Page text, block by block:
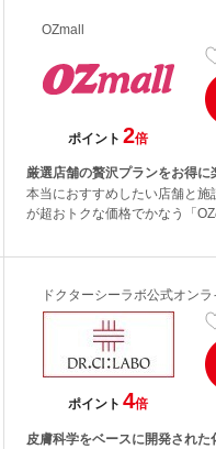
OZmall
ポイント 2倍
厳選店舗の贅沢プランをお得に
本当におすすめしたい店舗と施
が超おトクな価格でかなう「OZ
ドクターシーラボ公式オン
ポイント 4倍
皮膚科学をベースに開発された